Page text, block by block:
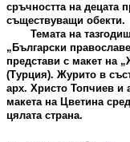
сръчността на децата
съществуващи обекти.
Темата на
„Български
представи с макет на
(Турция). Журито в
арх. Христо Топчиев и
макета на Цветина
цялата страна.